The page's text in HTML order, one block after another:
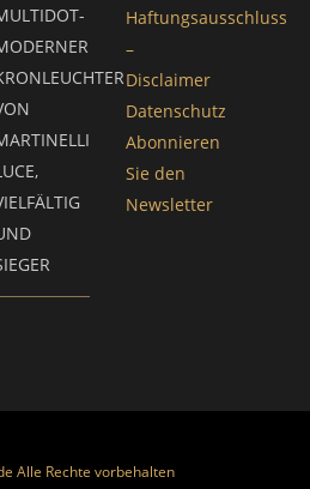
Haftungsausschluss
–
Disclaimer
Datenschutz
Abonnieren
Sie den
Newsletter
Alle Rechte vorbehalten